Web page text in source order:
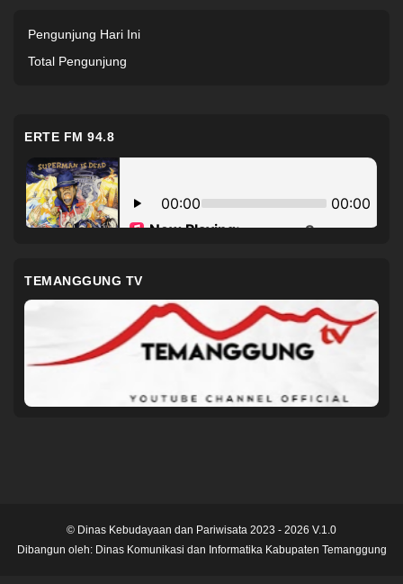
Pengunjung Hari Ini
Total Pengunjung
ERTE FM 94.8
TEMANGGUNG TV
© Dinas Kebudayaan dan Pariwisata 2023 - 2026 V.1.0
Dibangun oleh: Dinas Komunikasi dan Informatika Kabupaten Temanggung